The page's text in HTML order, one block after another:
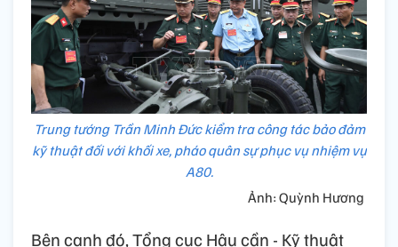
Trung tướng Trần Minh Đức kiểm tra công tác bảo đảm
kỹ thuật đối với khối xe, pháo quân sự phục vụ nhiệm vụ
A80.
Ảnh: Quỳnh Hương
Bên cạnh đó, Tổng cục Hậu cần - Kỹ thuật